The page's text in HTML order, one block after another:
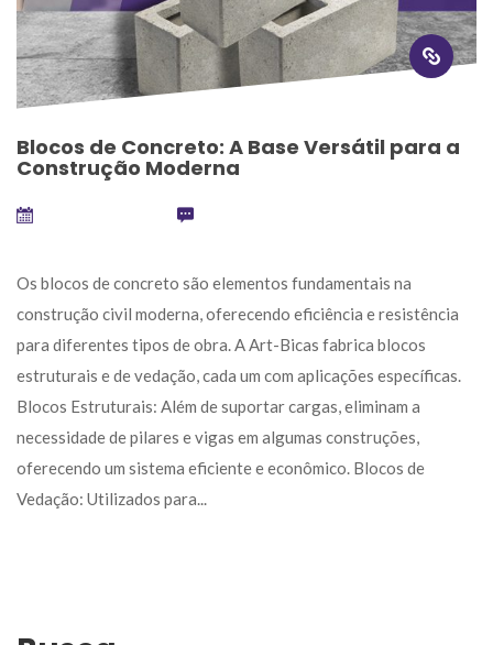
Blocos de Concreto: A Base Versátil para a
Construção Moderna
Os blocos de concreto são elementos fundamentais na
construção civil moderna, oferecendo eficiência e resistência
para diferentes tipos de obra. A Art-Bicas fabrica blocos
estruturais e de vedação, cada um com aplicações específicas.
Blocos Estruturais: Além de suportar cargas, eliminam a
necessidade de pilares e vigas em algumas construções,
oferecendo um sistema eficiente e econômico. Blocos de
Vedação: Utilizados para...